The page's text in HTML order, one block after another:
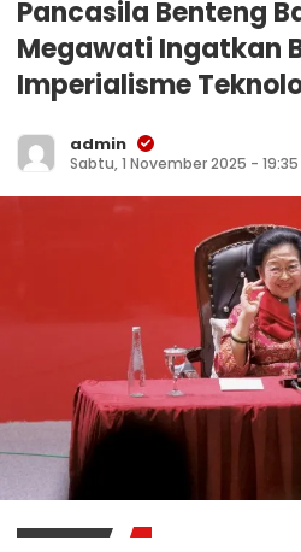
Pancasila Benteng
Megawati Ingatkan
Imperialisme
admin
Sabtu, 1 November 2025 - 19:35